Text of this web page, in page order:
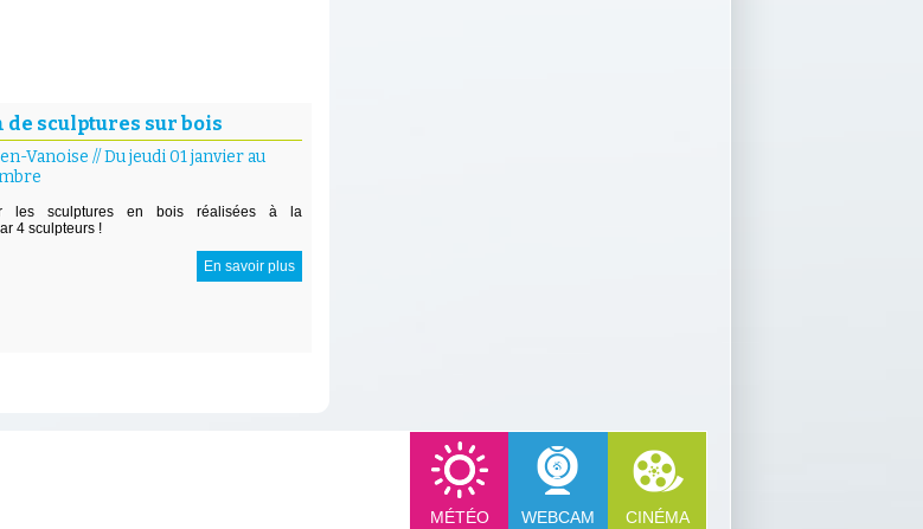
de sculptures sur bois
Vanoise //Du jeudi 01 janvier au
les sculptures en bois réalisées à la
4 sculpteurs !
En savoir plus
MÉTÉO WEBCAM CINÉMA